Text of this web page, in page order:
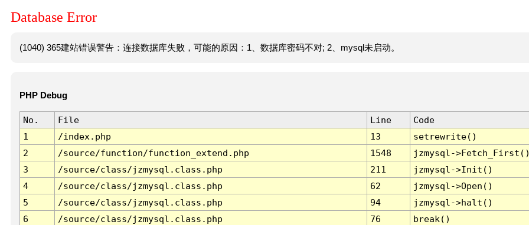
Database Error
(1040) 365建站错误警告：连接数据库失败，可能的原因：1、数据库密码不对; 2、mysql未启动。
PHP Debug
No. File Line
Code
1
/index.php 13
setrewrite()
2
/source/function/function_extend.php 1548
jzmysql-
3
/source/class/jzmysql.class.php 211
jzmysql->Init()
4
/source/class/jzmysql.class.php 62
jzmysql->Open()
5
/source/class/jzmysql.class.php 94
jzmysql->halt()
6
/source/class/jzmysql.class.php 76 break()